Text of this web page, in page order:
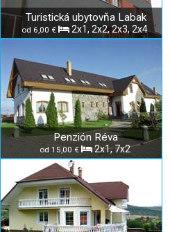
Turistická ubytovňa Labak
od 6,00 € 2x1, 2x2, 2x3, 2x4
Penzión Réva
od 15,00 € 2x1, 7x2